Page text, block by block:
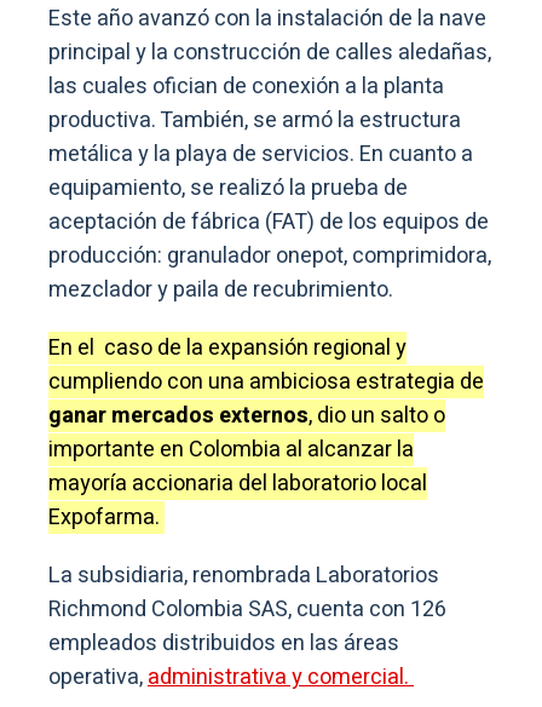
Este año avanzó con la instalación de la nave
principal y la construcción de calles aledañas,
las cuales ofician de conexión a la planta
productiva. También, se armó la estructura
metálica y la playa de servicios. En cuanto a
equipamiento, se realizó la prueba de
aceptación de fábrica (FAT) de los equipos de
producción: granulador onepot, comprimidora,
mezclador y paila de recubrimiento.
En el caso de la expansión regional y
cumpliendo con una ambiciosa estrategia de
ganar mercados externos, dio un salto o
importante en Colombia al alcanzar la
mayoría accionaria del laboratorio local
Expofarma.
La subsidiaria, renombrada Laboratorios
Richmond Colombia SAS, cuenta con 126
empleados distribuidos en las áreas
operativa,administrativa y comercial.